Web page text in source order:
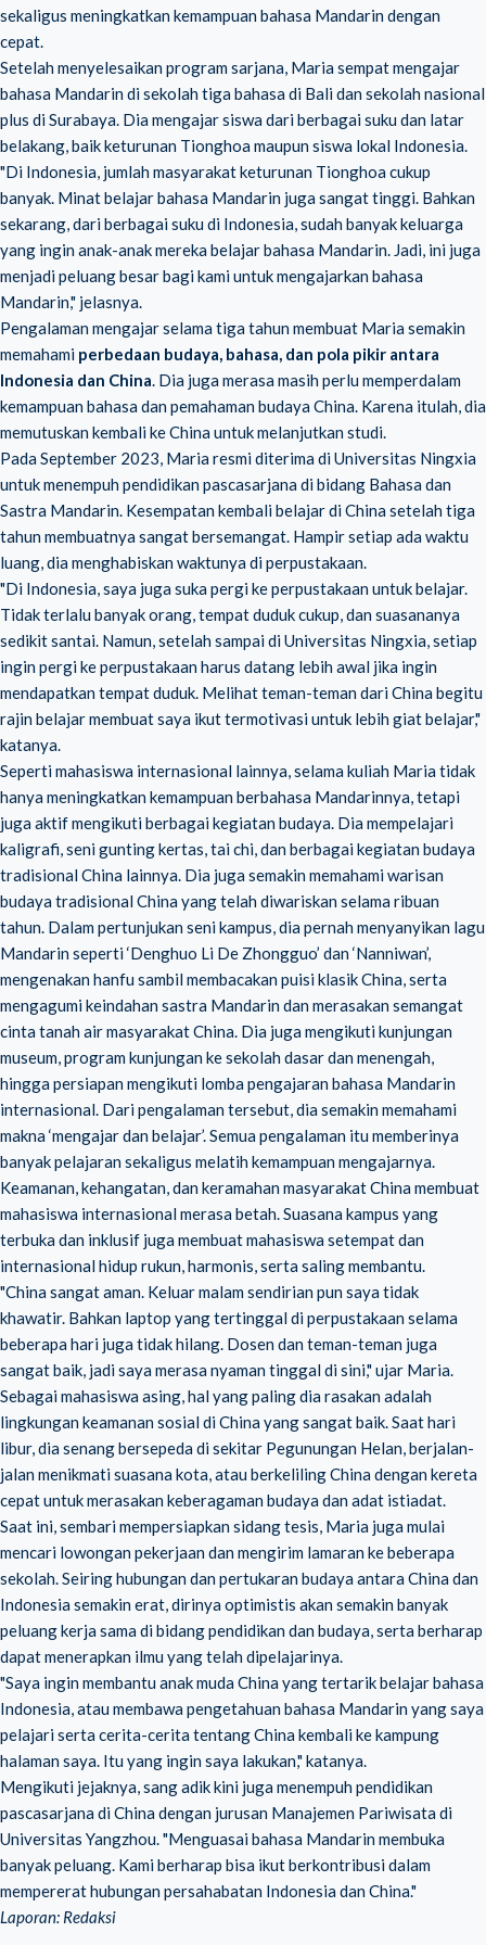
sekaligus meningkatkan kemampuan bahasa Mandarin dengan
cepat.
Setelah menyelesaikan program sarjana, Maria sempat mengajar
bahasa Mandarin di sekolah tiga bahasa di Bali dan sekolah nasional
plus di Surabaya. Dia mengajar siswa dari berbagai suku dan latar
belakang, baik keturunan Tionghoa maupun siswa lokal Indonesia.
"Di Indonesia, jumlah masyarakat keturunan Tionghoa cukup
banyak. Minat belajar bahasa Mandarin juga sangat tinggi. Bahkan
sekarang, dari berbagai suku di Indonesia, sudah banyak keluarga
yang ingin anak-anak mereka belajar bahasa Mandarin. Jadi, ini juga
menjadi peluang besar bagi kami untuk mengajarkan bahasa
Mandarin," jelasnya.
Pengalaman mengajar selama tiga tahun membuat Maria semakin
memahami perbedaan budaya, bahasa, dan pola pikir antara
Indonesia dan China. Dia juga merasa masih perlu memperdalam
kemampuan bahasa dan pemahaman budaya China. Karena itulah, dia
memutuskan kembali ke China untuk melanjutkan studi.
Pada September 2023, Maria resmi diterima di Universitas Ningxia
untuk menempuh pendidikan pascasarjana di bidang Bahasa dan
Sastra Mandarin. Kesempatan kembali belajar di China setelah tiga
tahun membuatnya sangat bersemangat. Hampir setiap ada waktu
luang, dia menghabiskan waktunya di perpustakaan.
"Di Indonesia, saya juga suka pergi ke perpustakaan untuk belajar.
Tidak terlalu banyak orang, tempat duduk cukup, dan suasananya
sedikit santai. Namun, setelah sampai di Universitas Ningxia, setiap
ingin pergi ke perpustakaan harus datang lebih awal jika ingin
mendapatkan tempat duduk. Melihat teman-teman dari China begitu
rajin belajar membuat saya ikut termotivasi untuk lebih giat belajar,"
katanya.
Seperti mahasiswa internasional lainnya, selama kuliah Maria tidak
hanya meningkatkan kemampuan berbahasa Mandarinnya, tetapi
juga aktif mengikuti berbagai kegiatan budaya. Dia mempelajari
kaligrafi, seni gunting kertas, tai chi, dan berbagai kegiatan budaya
tradisional China lainnya. Dia juga semakin memahami warisan
budaya tradisional China yang telah diwariskan selama ribuan
tahun. Dalam pertunjukan seni kampus, dia pernah menyanyikan lagu
Mandarin seperti ‘Denghuo Li De Zhongguo’ dan ‘Nanniwan’,
mengenakan hanfu sambil membacakan puisi klasik China, serta
mengagumi keindahan sastra Mandarin dan merasakan semangat
cinta tanah air masyarakat China. Dia juga mengikuti kunjungan
museum, program kunjungan ke sekolah dasar dan menengah,
hingga persiapan mengikuti lomba pengajaran bahasa Mandarin
internasional. Dari pengalaman tersebut, dia semakin memahami
makna ‘mengajar dan belajar’. Semua pengalaman itu memberinya
banyak pelajaran sekaligus melatih kemampuan mengajarnya.
Keamanan, kehangatan, dan keramahan masyarakat China membuat
mahasiswa internasional merasa betah. Suasana kampus yang
terbuka dan inklusif juga membuat mahasiswa setempat dan
internasional hidup rukun, harmonis, serta saling membantu.
"China sangat aman. Keluar malam sendirian pun saya tidak
khawatir. Bahkan laptop yang tertinggal di perpustakaan selama
beberapa hari juga tidak hilang. Dosen dan teman-teman juga
sangat baik, jadi saya merasa nyaman tinggal di sini," ujar Maria.
Sebagai mahasiswa asing, hal yang paling dia rasakan adalah
lingkungan keamanan sosial di China yang sangat baik. Saat hari
libur, dia senang bersepeda di sekitar Pegunungan Helan, berjalan-
jalan menikmati suasana kota, atau berkeliling China dengan kereta
cepat untuk merasakan keberagaman budaya dan adat istiadat.
Saat ini, sembari mempersiapkan sidang tesis, Maria juga mulai
mencari lowongan pekerjaan dan mengirim lamaran ke beberapa
sekolah. Seiring hubungan dan pertukaran budaya antara China dan
Indonesia semakin erat, dirinya optimistis akan semakin banyak
peluang kerja sama di bidang pendidikan dan budaya, serta berharap
dapat menerapkan ilmu yang telah dipelajarinya.
"Saya ingin membantu anak muda China yang tertarik belajar bahasa
Indonesia, atau membawa pengetahuan bahasa Mandarin yang saya
pelajari serta cerita-cerita tentang China kembali ke kampung
halaman saya. Itu yang ingin saya lakukan," katanya.
Mengikuti jejaknya, sang adik kini juga menempuh pendidikan
pascasarjana di China dengan jurusan Manajemen Pariwisata di
Universitas Yangzhou. "Menguasai bahasa Mandarin membuka
banyak peluang. Kami berharap bisa ikut berkontribusi dalam
mempererat hubungan persahabatan Indonesia dan China."
Laporan: Redaksi